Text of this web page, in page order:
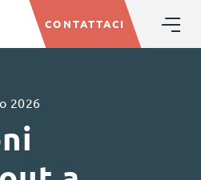
CONTATTACI
2026